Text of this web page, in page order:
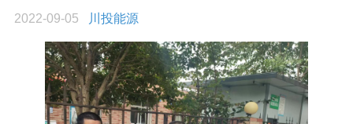
2022-09-05
川投能源